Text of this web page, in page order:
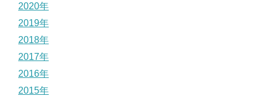
2020年
2019年
2018年
2017年
2016年
2015年